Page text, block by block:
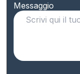
Messaggio